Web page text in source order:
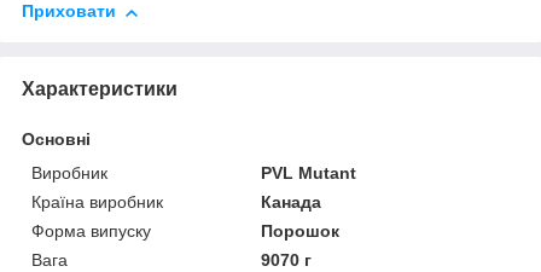
Приховати
Характеристики
Основні
Виробник
PVL Mutant
Країна виробник
Канада
Форма випуску
Порошок
Вага
9070 г